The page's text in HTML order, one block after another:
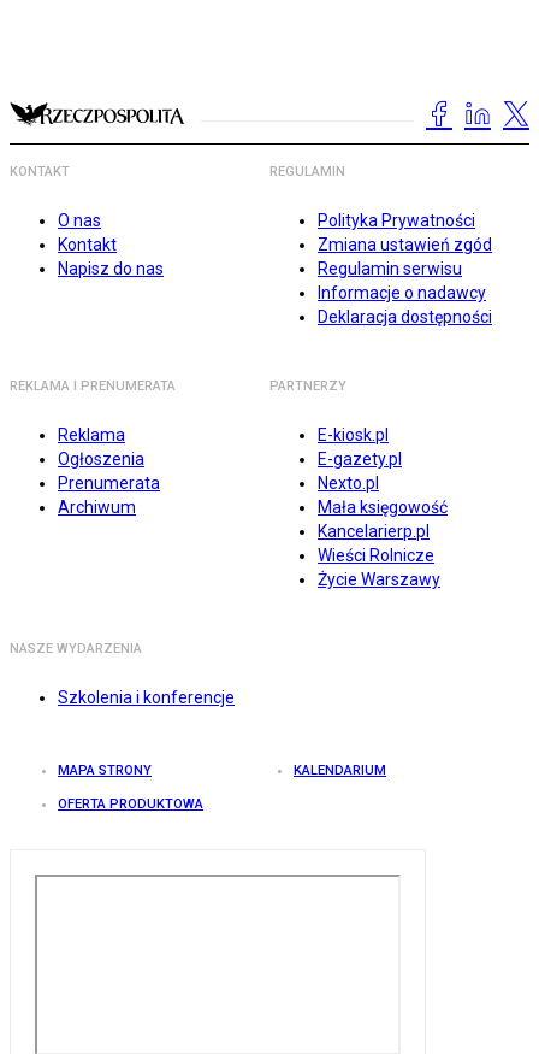
KONTAKT
O nas
Kontakt
Napisz do nas
REGULAMIN
Polityka Prywatności
Zmiana ustawień zgód
Regulamin serwisu
Informacje o nadawcy
Deklaracja dostępności
REKLAMA I PRENUMERATA
Reklama
Ogłoszenia
Prenumerata
Archiwum
PARTNERZY
E-kiosk.pl
E-gazety.pl
Nexto.pl
Mała księgowość
Kancelarierp.pl
Wieści Rolnicze
Życie Warszawy
NASZE WYDARZENIA
Szkolenia i konferencje
MAPA STRONY KALENDARIUM
OFERTA PRODUKTOWA